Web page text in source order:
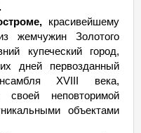
красивейшему
жемчужин Золотого
купеческий город,
дней первозданный
XVIII века,
своей неповторимой
объектами